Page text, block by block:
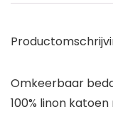
Omkeerbaar
100% linon